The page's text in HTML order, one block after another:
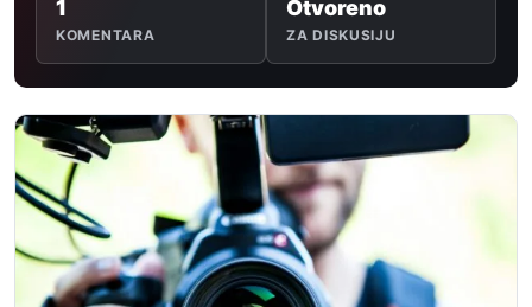
1
KOMENTARA
Otvoreno
ZA DISKUSIJU